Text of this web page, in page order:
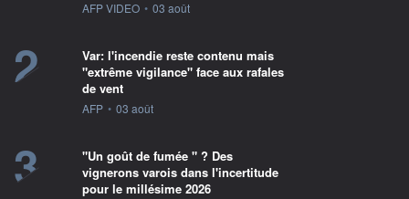
information fournie par
AFP VIDEO • 03 août
2
Var: l'incendie reste contenu mais
"extrême vigilance" face aux rafales
de vent
information fournie par
AFP • 03 août
3
"Un goût de fumée " ? Des
vignerons varois dans l'incertitude
pour le millésime 2026